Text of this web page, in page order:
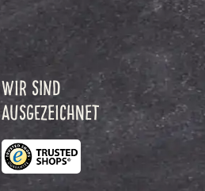
WIR SIND
AUSGEZEICHNET